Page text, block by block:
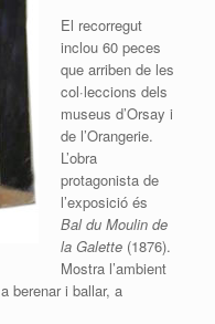
El recorregut
inclou 60 peces
que arriben de les
col·leccions dels
museus d’Orsay i
de l’Orangerie.
L’obra
protagonista de
l’exposició és
Baldu Moulinde
la Galette(1876).
Mostra l’ambient
a berenar i ballar, a